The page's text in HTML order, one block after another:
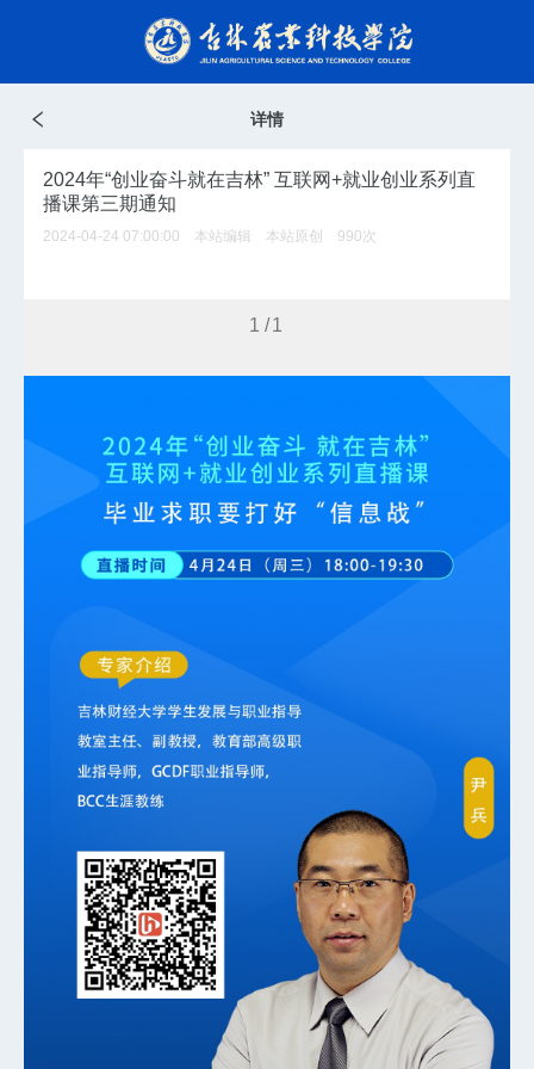
详情
2024年“创业奋斗就在吉林” 互联网+就业创业系列直
播课第三期通知
2024-04-24 07:00:00 本站编辑 本站原创 990次
1 /1